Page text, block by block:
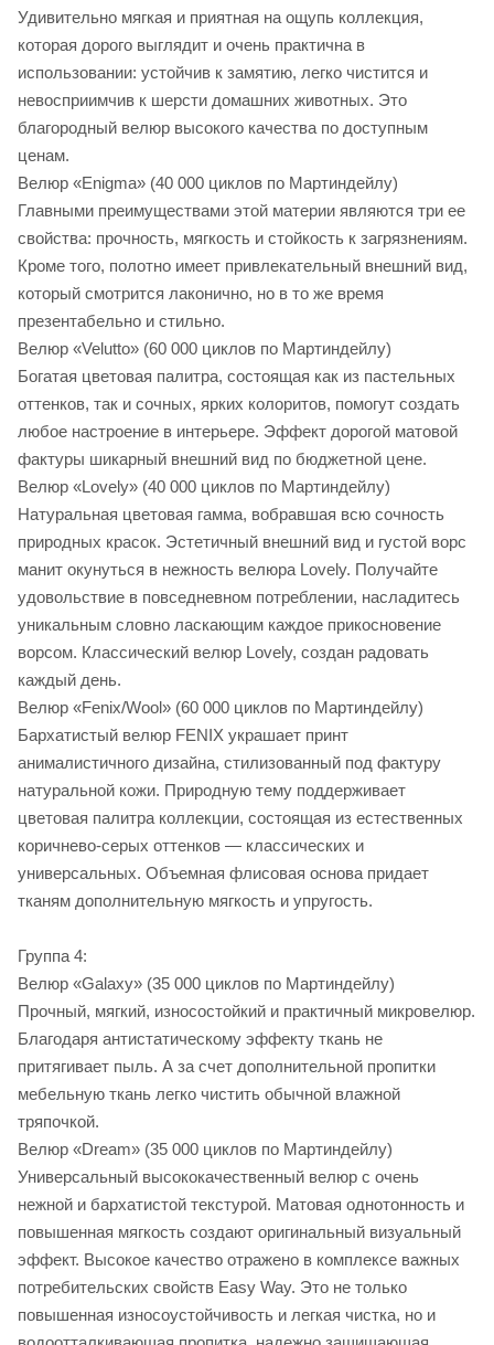
Удивительно мягкая и приятная на ощупь коллекция,
которая дорого выглядит и очень практична в
использовании: устойчив к замятию, легко чистится и
невосприимчив к шерсти домашних животных. Это
благородный велюр высокого качества по доступным
ценам.
Велюр «Enigma» (40 000 циклов по Мартиндейлу)
Главными преимуществами этой материи являются три ее
свойства: прочность, мягкость и стойкость к загрязнениям.
Кроме того, полотно имеет привлекательный внешний вид,
который смотрится лаконично, но в то же время
презентабельно и стильно.
Велюр «Velutto» (60 000 циклов по Мартиндейлу)
Богатая цветовая палитра, состоящая как из пастельных
оттенков, так и сочных, ярких колоритов, помогут создать
любое настроение в интерьере. Эффект дорогой матовой
фактуры шикарный внешний вид по бюджетной цене.
Велюр «Lovely» (40 000 циклов по Мартиндейлу)
Натуральная цветовая гамма, вобравшая всю сочность
природных красок. Эстетичный внешний вид и густой ворс
манит окунуться в нежность велюра Lovely. Получайте
удовольствие в повседневном потреблении, насладитесь
уникальным словно ласкающим каждое прикосновение
ворсом. Классический велюр Lovely, создан радовать
каждый день.
Велюр «Fenix/Wool» (60 000 циклов по Мартиндейлу)
Бархатистый велюр FENIX украшает принт
анималистичного дизайна, стилизованный под фактуру
натуральной кожи. Природную тему поддерживает
цветовая палитра коллекции, состоящая из естественных
коричнево-серых оттенков — классических и
универсальных. Объемная флисовая основа придает
тканям дополнительную мягкость и упругость.
Группа 4:
Велюр «Galaxy» (35 000 циклов по Мартиндейлу)
Прочный, мягкий, износостойкий и практичный микровелюр.
Благодаря антистатическому эффекту ткань не
притягивает пыль. А за счет дополнительной пропитки
мебельную ткань легко чистить обычной влажной
тряпочкой.
Велюр «Dream» (35 000 циклов по Мартиндейлу)
Универсальный высококачественный велюр с очень
нежной и бархатистой текстурой. Матовая однотонность и
повышенная мягкость создают оригинальный визуальный
эффект. Высокое качество отражено в комплексе важных
потребительских свойств Easy Way. Это не только
повышенная износоустойчивость и легкая чистка, но и